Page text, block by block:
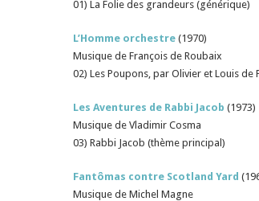
01) La Folie des grandeurs (générique)
L’Homme orchestre(1970)
Musique de François de Roubaix
02) Les Poupons, par Olivier et Louis de
Les Aventures de Rabbi Jacob (1973)
Musique de Vladimir Cosma
03) Rabbi Jacob (thème principal)
Fantômas contre Scotland Yard
Musique de Michel Magne